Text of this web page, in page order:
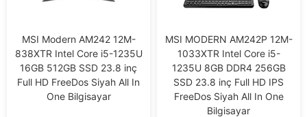
MSI Modern AM242 12M-
838XTR Intel Core i5-1235U
16GB 512GB SSD 23.8 inç
Full HD FreeDos Siyah All In
One Bilgisayar
MSI MODERN AM242P 12M-
1033XTR Intel Core i5-
1235U 8GB DDR4 256GB
SSD 23.8 inç Full HD IPS
FreeDos Siyah All In One
Bilgisayar